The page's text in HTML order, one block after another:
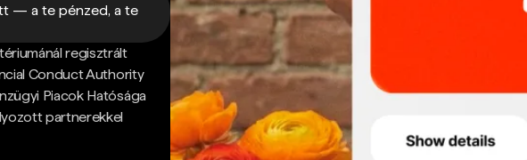
— a te pénzed, a te
regisztrált
Conduct Authority
Piacok Hatósága
partnerekkel